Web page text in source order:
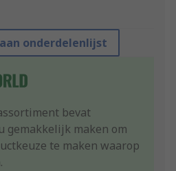
onderdelenlijst
bevat
gemakkelijk maken om
te maken waarop